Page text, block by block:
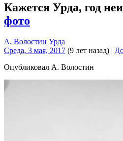
Кажется Урда, год
фото
А. Волостин Урда
Среда, 3 мая, 2017 (9 лет назад) |
Опубликовал А. Волостин